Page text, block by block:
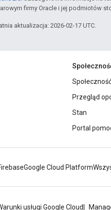
firmy Oracle i jej podmiotów
aktualizacja: 2026-02-17 UTC.
Przegląd
Stan
Portal
Google Cloud Platform
usługi Google Cloud